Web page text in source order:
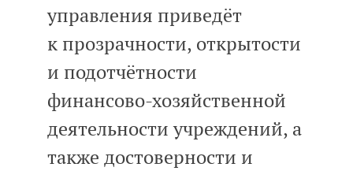
управления приведёт
к прозрачности, открытости
и подотчётности
финансово-хозяйственной
деятельности учреждений, а
также достоверности и